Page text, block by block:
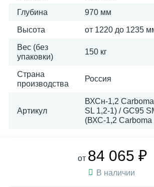
Глубина 970 мм
Высота от 1220 до 1235
Вес (без
упаковки)
150 кг
Страна
производства
Россия
Артикул
ВХСн-1,2
SL 1,2-1) / GC95
(ВХС-1,2 Carboma
от 84 065 ₽
В наличии